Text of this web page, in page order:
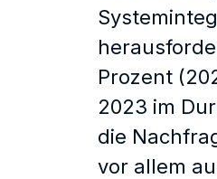
Prozent
2023 im
die
vor allem